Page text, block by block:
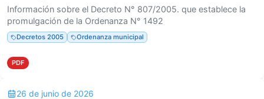
Información sobre el Decreto N° 807/2005. que establece la
promulgación de la Ordenanza N° 1492
Decretos 2005 Ordenanza municipal
PDF
26 de junio de 2026